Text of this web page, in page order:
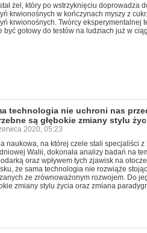
żel, który po wstrzyknięciu doprowadza
krwionośnych w kończynach myszy z
krwionośnych. Twórcy eksperymentalnej
być gotowy do testów na ludziach już w
technologia nie uchroni nas
są głębokie zmiany stylu
2020, 05:23
naukowa, na której czele stali specjaliści
Walii, dokonała analizy badań na
oraz wpływem tych zjawisk na
że sama technologia nie rozwiąże
ze zrównoważonym rozwojem. Do
zmiany stylu życia oraz zmiana